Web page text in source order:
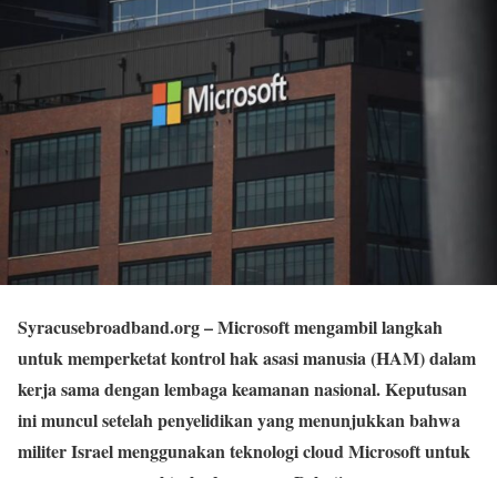
Syracusebroadband.org– Microsoft mengambil langkah
untuk memperketat kontrol hak asasi manusia (HAM) dalam
kerja sama dengan lembaga keamanan nasional. Keputusan
ini muncul setelah penyelidikan yang menunjukkan bahwa
militer Israel menggunakan teknologi cloud Microsoft untuk